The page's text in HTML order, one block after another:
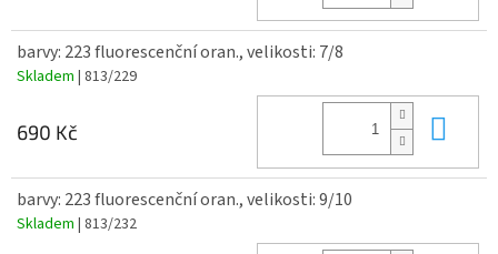
barvy: 223 fluorescenční oran., velikosti: 7/8
Skladem | 813/229
690 Kč
barvy: 223 fluorescenční oran., velikosti: 9/10
Skladem | 813/232